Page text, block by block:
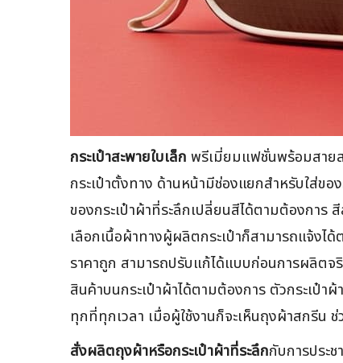
กระเป๋าสะพายใบเล็ก พรีเมี่ยมแฟชั่นพร้อมสาย
กระเป๋าตั้งทาง ด้านหน้ามีช่องแยกสำหรับใส่ข
ของกระเป๋าผ้าที่ระลึกเปลี่ยนสีได้ตามต้องการ
เลือกเนื้อผ้าทางผู้ผลิตกระเป๋าก็สามารถแจ้งไ
ราคาถูก สามารถปรับแก้ได้แบบก่อนการผลิต
สินค้าบนกระเป๋าผ้าได้ตามต้องการ ตัวกระเป๋า
ทุกที่ทุกเวลา เมื่อผู้ใช้งานก็จะเห็นถุงผ้าสกรีน
สั่งผลิตถุงผ้าหรือกระเป๋าผ้าที่ระลึกกับการประ